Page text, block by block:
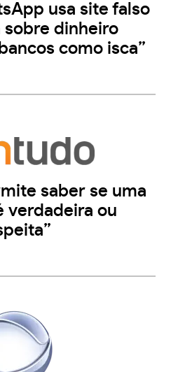
usa site falso
sobre dinheiro
como isca”
saber se uma
verdadeira ou